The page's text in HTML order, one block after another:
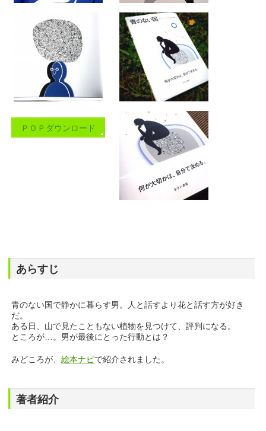
ＰＯＰダウンロード
あらすじ
青のない国で静かに暮らす男。人と話すより花と話す方が好き
だ。
ある日、山で見たこともない植物を見つけて、評判になる。
ところが…。男が最後にとった行動とは？
みどころが、絵本ナビで紹介されました。
著者紹介